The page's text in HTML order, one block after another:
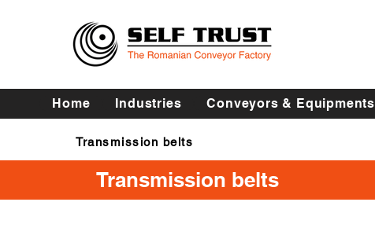
Home Industries Conveyors & Equipments
Transmission belts
Transmission belts
Transmission belts